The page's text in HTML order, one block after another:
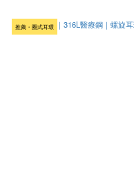
推薦・圈式耳環